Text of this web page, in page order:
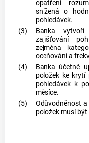
opatření
snížená o
pohledávek.
(3)
Banka
zajišťování
zejména
oceňování a
(4)
Banka účetně
položek ke krytí
pohledávek k
měsíce.
(5)
Odůvodněnost
položek musí